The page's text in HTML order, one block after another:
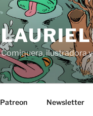
Comiquera, ilustradora
Patreon Newsletter